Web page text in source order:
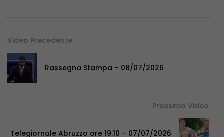
Video Precedente
Rassegna Stampa – 08/07/2026
Prossimo Video
Telegiornale Abruzzo ore 19.10 – 07/07/2026